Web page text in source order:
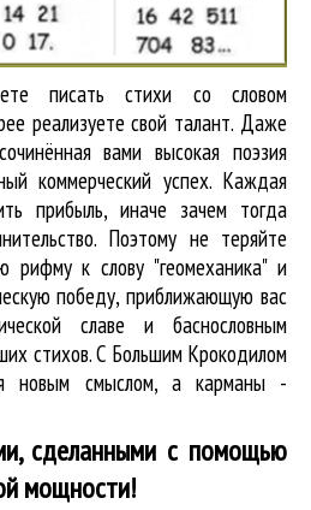
писать стихи со словом
реализуете свой талант. Даже
вами высокая поэзия
коммерческий успех. Каждая
прибыль, иначе зачем тогда
Поэтому не теряйте
рифму к слову "геомеханика" и
победу, приближающую вас
славе и баснословным
стихов. С Большим Крокодилом
новым смыслом, а карманы -
сделанными с помощью
мощности!